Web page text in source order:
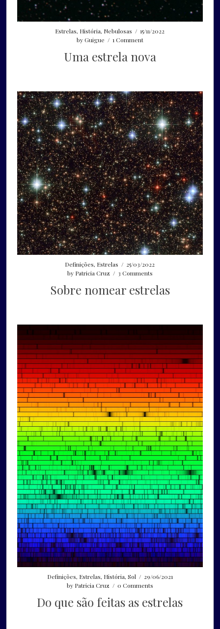
Estrelas, História, Nebulosas / 15/11/2022
byGuigue / 1 Comment
Uma estrela nova
Definições, Estrelas / 25/03/2022
by Patricia Cruz / 3 Comments
Sobre nomear estrelas
Definições, Estrelas, História, Sol / 29/06/2021
by Patricia Cruz / 0 Comments
Do que são feitas as estrelas